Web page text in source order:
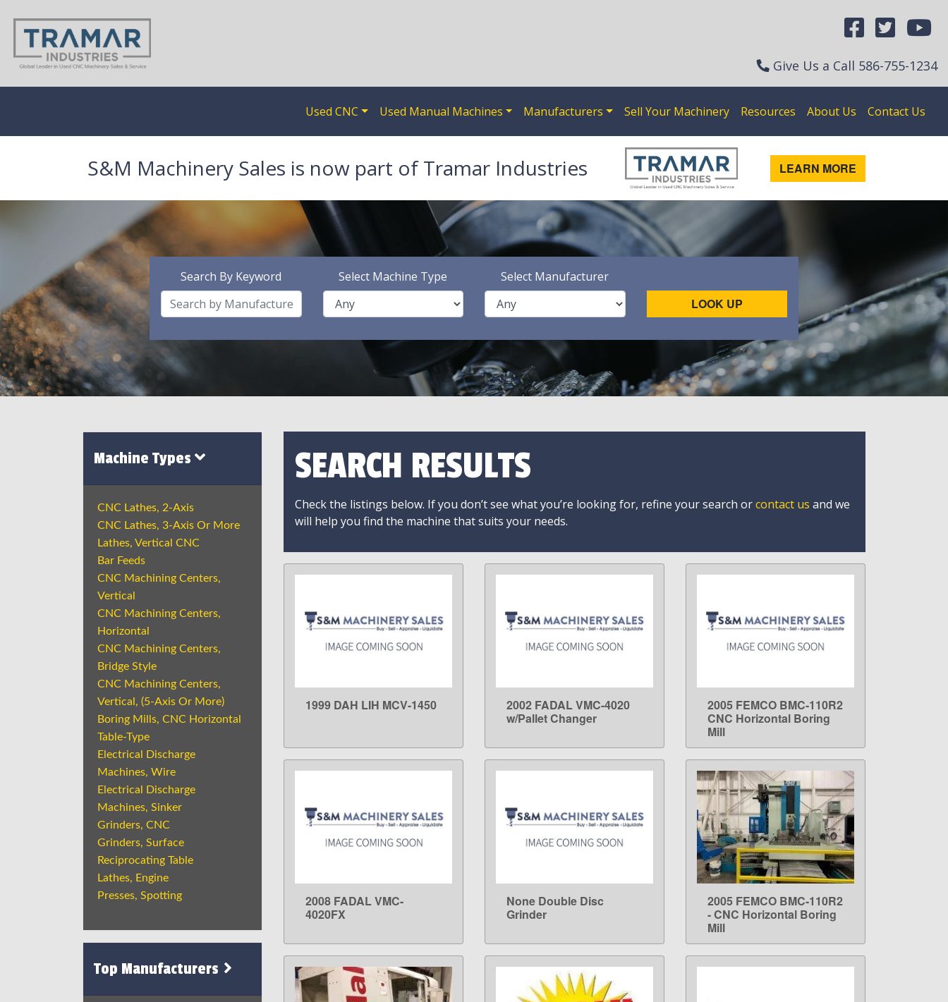
Give Us a Call 586-755-1234
Used CNC Used Manual Machines Manufacturers Sell Your Machinery Resources About Us Contact Us
S&M Machinery Sales is now part of Tramar Industries LEARN MORE
Search By Keyword Select Machine Type Select Manufacturer
LOOK UP
Machine Types
CNC Lathes, 2-Axis
CNC Lathes, 3-Axis Or More
Lathes, Vertical CNC
Bar Feeds
CNC Machining Centers,
Vertical
CNC Machining Centers,
Horizontal
CNC Machining Centers,
Bridge Style
CNC Machining Centers,
Vertical, (5-Axis Or More)
Boring Mills, CNC Horizontal
Table-Type
Electrical Discharge
Machines, Wire
Electrical Discharge
Machines, Sinker
Grinders, CNC
Grinders, Surface
Reciprocating Table
Lathes, Engine
Presses, Spotting
Top Manufacturers
SEARCH RESULTS
Check the listings below. If you don’t see what you’re looking for, refine your search orcontact us and we
will help you find the machine that suits your needs.
LEARN MORE
1999 DAH LIH MCV-1450 LEARN MORE
2002 FADAL VMC-4020
w/Pallet Changer
LEARN MORE
2005 FEMCO BMC-110R2
CNC Horizontal Boring
Mill
LEARN MORE
2008 FADAL VMC-
4020FX
LEARN MORE
None Double Disc
Grinder
LEARN MORE
2005 FEMCO BMC-110R2
- CNC Horizontal Boring
Mill